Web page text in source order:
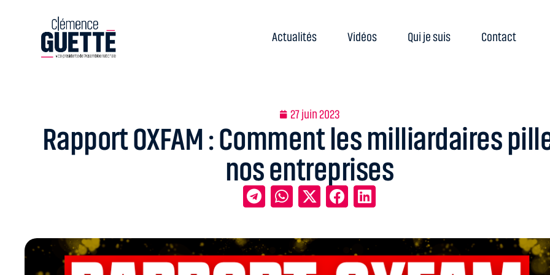
Actualités Vidéos Qui je suis Contact
27 juin 2023
Rapport OXFAM : Comment les milliardaires
nos entreprises